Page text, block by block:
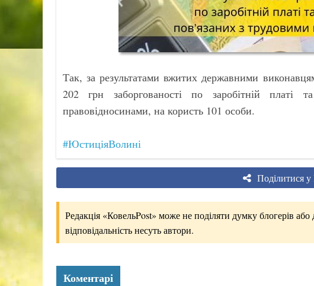
Так, за результатами вжитих державними
202 грн заборгованості по заробітній платі
правовідносинами, на користь 101 особи.
#ЮстиціяВолині
Поділитися у
Редакція «КовельPost» може не поділяти думку блогерів або
відповідальність несуть автори.
Коментарі